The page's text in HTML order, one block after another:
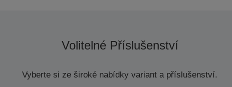
Volitelné Příslušenství
Vyberte si ze široké nabídky variant a příslušenství.